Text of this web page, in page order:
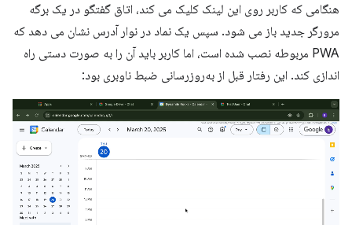
هنگامی که کاربر روی این لینک کلیک می کند، اتاق گفتگو در یک برگه
مرورگر جدید باز می شود. سپس یک نماد در نوار آدرس نشان می دهد که
PWA مربوطه نصب شده است، اما کاربر باید آن را به صورت دستی راه
اندازی کند. این رفتار قبل از به‌روزرسانی ضبط ناوبری بود: